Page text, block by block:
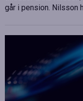
går i pension. Nilsson